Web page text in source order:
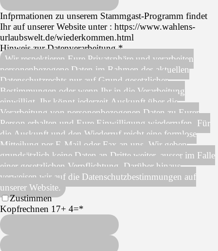
Infprmationen zu unserem Stammgast-Programm findet
Ihr auf unserer Website unter : https://www.wahlens-
urlaubswelt.de/wiederkommen.html
Hinweis zur Datenverarbeitung.*
Wir respektieren Eure Privatsphäre und verarbeiten
personenbezogene Daten im Rahmen des aktuellen
Datenschutzrechts nur auf Grund gesetzlicher
Bestimmungen oder wenn Ihr in die Verarbeitung
einwilligt. Ihr könnt jederzeit Auskunft über die
Verarbeitung von personenbezogenen Daten zu Eurer
Person erhalten und Eure Einwilligung wiederrufen. Für
die Auskunft und den Wiederruf reicht eine formlose
Mitteilung per E-Mail oder Fax an uns. Wir geben
grundsätzlich keine Daten an Dritte weiter, ausser im Falle
einer gesetzlichen Verpflichtung. Darüber hinaus
verweisen wir auf die Datenschutzbestimmungen auf
unserer Website.
Zustimmen
Kopfrechnen 17+ 4=*